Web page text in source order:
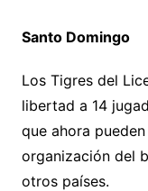
Santo Domingo
Los Tigres del
libertad a 14
que ahora
organización del
otros países.